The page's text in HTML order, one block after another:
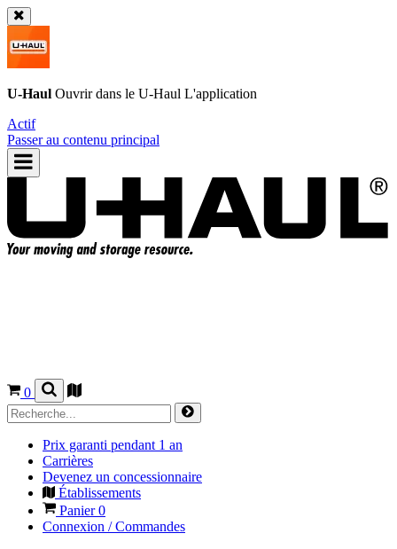
U-Haul Ouvrir dans le U-Haul L'application
Actif
Passer au contenu principal
0
Prix garanti pendant 1 an
Carrières
Devenez un concessionnaire
Établissements
Panier0
Connexion / Commandes